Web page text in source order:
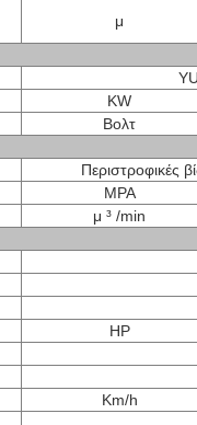
μ
KW
Βολτ
Περιστροφικές
MPA
μ ³ /min
HP
Km/h